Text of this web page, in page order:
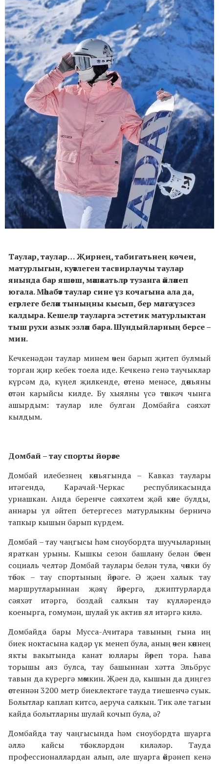
Таулар, таулар… Җирнең, табигатьнең көчен,
матурлыгын, куәтлеген тасвирлаучы таулар
янында бар яшәеш, мәшәкатьләр тузанга әйләнеп
югала. Мәһабәт таулар сине үз кочагына ала да,
егәрлеге белән тыныңны кысып, бер мәлгә сүзсез
калдыра. Кешеләр тауларга эстетик матурлыктан
тыш рухи азык эзләп бара. Шундыйларның берсе –
мин.
Кечкенәдән таулар минем өчен барып җитеп булмый
торган җир кебек тоела иде. Кечкенә генә таучыклар
күрсәм дә, күңел җилкенде, өстенә менәсе, дөньяны
өстән карыйсы килде. Бу хыялны үсә төшкәч чынга
ашырдым: таулар иле булган Домбайга сәяхәт
кылдым.
Домбай –тау спорты йөрәге
Домбай илебезнең көньягында – Кавказ таулары
итәгендә, Карачай-Черкас республикасында
урнашкан. Анда беренче сәяхәтем җәй көне булды,
аннары ул әйтеп бетергесез матурлыкны берничә
тапкыр кышын барып күрдем.
Домбай – тау чаңгысы һәм сноубордта шуучыларның
яраткан урыны. Кышкы сезон башлану белән бөтен
социаль челтәр Домбай таулары белән тула, чөнки бу
төбәк – тау спортының йөрәге. Ә җәен халык тау
маршрутларыннан җәяү йөрергә, джиптурларда
сәяхәт итәргә, боздай салкын тау күлләрендә
коенырга, гомумән, шулай ук актив ял итәргә килә.
Домбайда бары Мусса-Ачитара тавының гына иң
биек ноктасына кадәр үк менеп була, аның өчен көннең
якты вакытында канат юллары йөреп тора. Һава
торышы аяз булса, тау башыннан хәтта Эльбрус
тавын да күрергә мөмкин. Җәен дә, кышын да диңгез
өстеннән 3200 метр биеклектәге тауда тиешенчә суык.
Болытлар каплап китсә, аеруча салкын. Тик әле тагын
кайда болытларны шулай кочып була, ә?
Домбайда тау чаңгысында һәм сноубордта шуарга
әллә кайсы төбәкләрдән киләләр. Тауда
профессионаллардан алып, әле шуарга өйрәнеп кенә